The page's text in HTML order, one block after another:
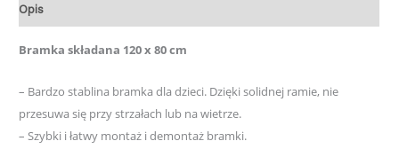
Opis
Bramka składana 120 x 80 cm
– Bardzo stablina bramka dla dzieci. Dzięki solidnej ramie, nie
przesuwa się przy strzałach lub na wietrze.
– Szybki i łatwy montaż i demontaż bramki.